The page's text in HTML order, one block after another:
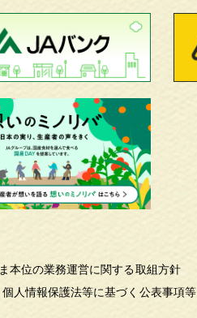
本位の業務運営に関する取組方針
個人情報保護法等に基づく公表事項等